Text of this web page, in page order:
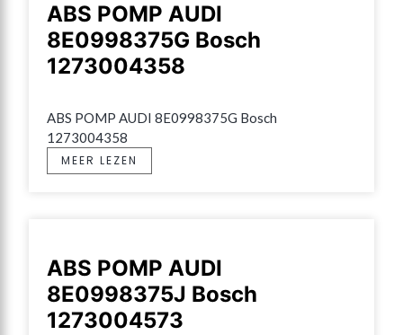
ABS POMP AUDI
8E0998375G Bosch
1273004358
ABS POMP AUDI 8E0998375G Bosch
1273004358
MEER LEZEN
ABS POMP AUDI
8E0998375J Bosch
1273004573